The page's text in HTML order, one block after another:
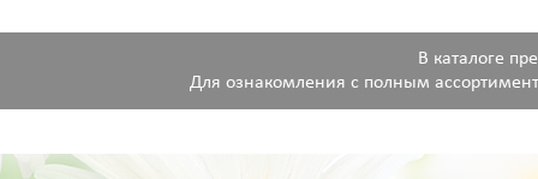
В каталоге
Для ознакомления с полным